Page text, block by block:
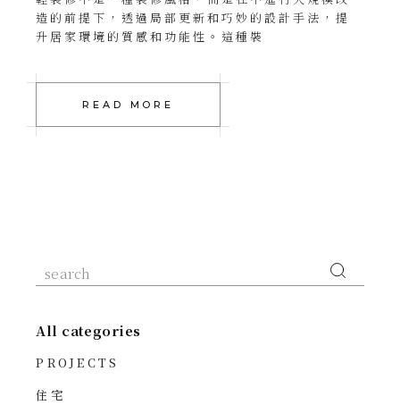
造的前提下，透過局部更新和巧妙的設計手法，提
升居家環境的質感和功能性。這種裝
READ MORE
All categories
PROJECTS
住宅